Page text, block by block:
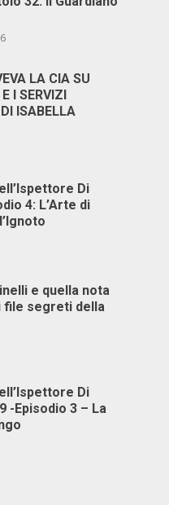
LA CIA SU
I SERVIZI
ISABELLA
Di
4: L’Arte di
e quella nota
file segreti della
Di
-Episodio 3 – La